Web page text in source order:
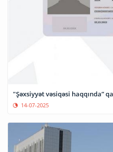
"Şəxsiyyət vəsiqəsi haqqında”
14-07-2025